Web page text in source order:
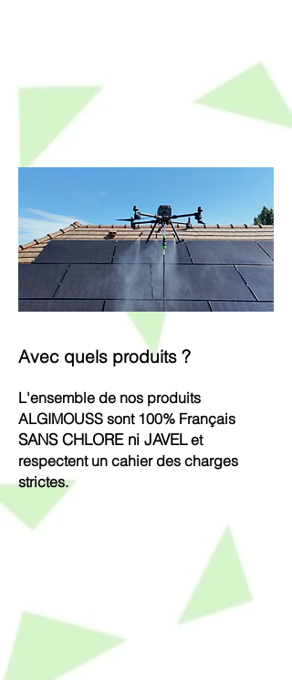
Nous vérifions le niveau d'encrassement et
la configuration du terrain pour vous offrir
une prestation sur mesure et parfaitement
adaptée à votre installation. Cela nous
permet également de calculer au plus juste
les quantités de produits à pulvériser. Pas
de gâchis chez nous !
Avec quels produits ?
L'ensemble de nos produits
ALGIMOUSS sont 100% Français
SANS CHLORE ni JAVELet
respectent un cahier des charges
strictes.